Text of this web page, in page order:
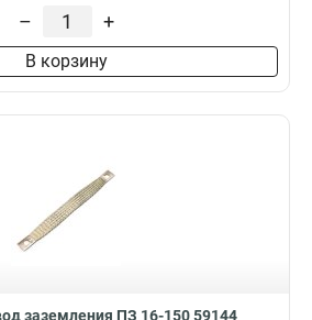
– +
В корзину
заземления ПЗ 16-150 59144